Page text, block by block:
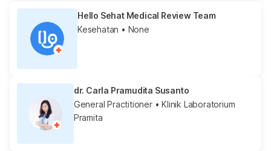
Hello Sehat Medical Review Team
Kesehatan • None
dr. Carla Pramudita Susanto
General Practitioner• Klinik Laboratorium
Pramita